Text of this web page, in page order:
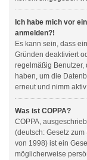
Ich habe mich vor
anmelden?!
Es kann sein, dass
Gründen deaktiviert
regelmäßig Benutzer,
haben, um die
erneut und nimm
Was ist COPPA?
COPPA,
(deutsch: Gesetz
von 1998) ist ein
möglicherweise